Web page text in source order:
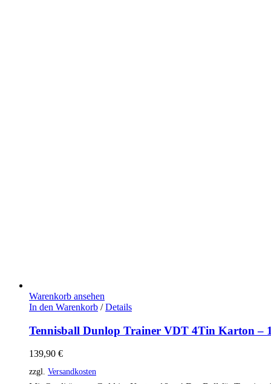
Warenkorb ansehen
In den Warenkorb / Details
Tennisball Dunlop Trainer VDT 4Tin Karton –
139,90 €
zzgl. Versandkosten